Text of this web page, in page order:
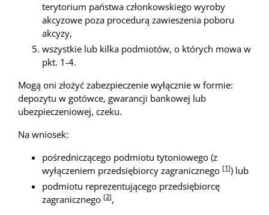
terytorium państwa członkowskiego wyroby
akcyzowe poza procedurą zawieszenia poboru
akcyzy,
wszystkie lub kilka podmiotów, o których mowa w
pkt. 1-4.
Mogą oni złożyć zabezpieczenie wyłącznie w formie:
depozytu w gotówce, gwarancji bankowej lub
ubezpieczeniowej, czeku.
Na wniosek:
pośredniczącego podmiotu tytoniowego (z
wyłączeniem przedsiębiorcy zagranicznego [1]) lub
podmiotu reprezentującego przedsiębiorcę
zagranicznego [2],